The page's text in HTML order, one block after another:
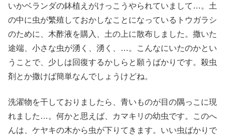
いかベランダの鉢植えがけっこうやられていまして…。土
の中に虫が繁殖しておかしなことになっているトウガラシ
のために、木酢液を購入、土の上に散布しました。撒いた
途端、小さな虫が湧く、湧く、…。こんなにいたのかとい
うことで、少しは回復するかしらと願うばかりです。殺虫
剤とか撒けば簡単なんでしょうけどね。
洗濯物を干しておりましたら、青いものが目の隅っこに現
れました…。何かと思えば、カマキリの幼虫です。このへ
んは、ケヤキの木から虫が下りてきます。いい虫ばかりで